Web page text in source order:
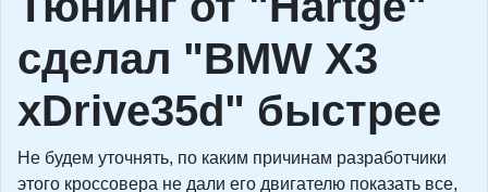
сделал "BMW X3
xDrive35d" быстрее
Не будем уточнять, по каким причинам разработчики
этого кроссовера не дали его двигателю показать все,